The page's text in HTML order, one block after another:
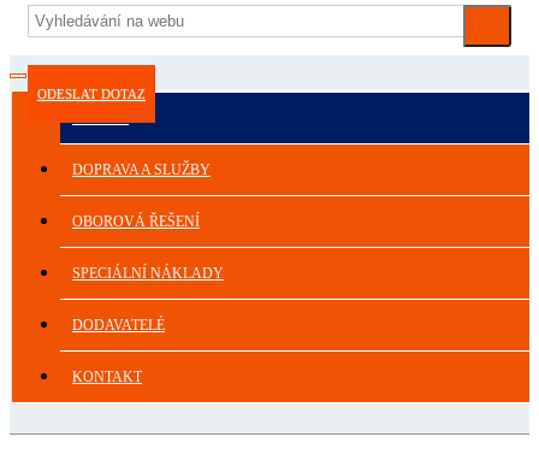
DOPRAVA A SLUŽBY
OBOROVÁ ŘEŠENÍ
SPECIÁLNÍ NÁKLADY
DODAVATELÉ
KONTAKT
ODESLAT DOTAZ